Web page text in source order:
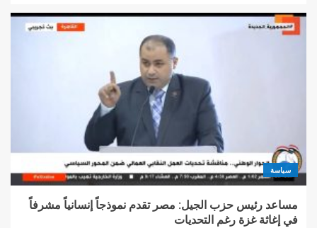
سياسة
مساعد رئيس حزب الجيل: مصر تقدم نموذجاً إنسانياً مشرفاً
في إغاثة غزة رغم التحديات